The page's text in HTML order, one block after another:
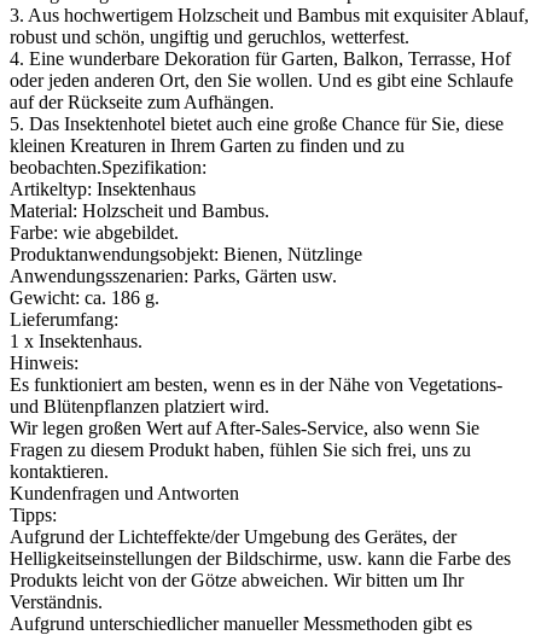
3. Aus hochwertigem Holzscheit und Bambus mit exquisiter Ablauf,
robust und schön, ungiftig und geruchlos, wetterfest.
4. Eine wunderbare Dekoration für Garten, Balkon, Terrasse, Hof
oder jeden anderen Ort, den Sie wollen. Und es gibt eine Schlaufe
auf der Rückseite zum Aufhängen.
5. Das Insektenhotel bietet auch eine große Chance für Sie, diese
kleinen Kreaturen in Ihrem Garten zu finden und zu
beobachten.Spezifikation:
Artikeltyp: Insektenhaus
Material: Holzscheit und Bambus.
Farbe: wie abgebildet.
Produktanwendungsobjekt: Bienen, Nützlinge
Anwendungsszenarien: Parks, Gärten usw.
Gewicht: ca. 186 g.
Lieferumfang:
1 x Insektenhaus.
Hinweis:
Es funktioniert am besten, wenn es in der Nähe von Vegetations-
und Blütenpflanzen platziert wird.
Wir legen großen Wert auf After-Sales-Service, also wenn Sie
Fragen zu diesem Produkt haben, fühlen Sie sich frei, uns zu
kontaktieren.
Kundenfragen und Antworten
Tipps:
Aufgrund der Lichteffekte/der Umgebung des Gerätes, der
Helligkeitseinstellungen der Bildschirme, usw. kann die Farbe des
Produkts leicht von der Götze abweichen. Wir bitten um Ihr
Verständnis.
Aufgrund unterschiedlicher manueller Messmethoden gibt es